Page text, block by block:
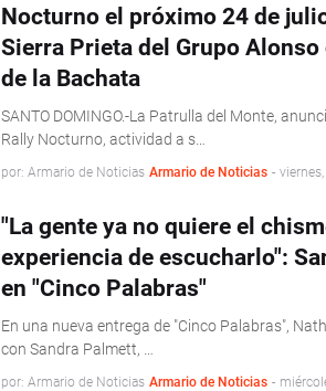
Nocturno el próximo 24 de
Sierra Prieta del Grupo Alonso
de la Bachata
SANTO DOMINGO.-La Patrulla del Monte,
Rally Nocturno, actividad a s…
por: Armario de Noticias Armario de Noticias -
"La gente ya no quiere el
experiencia de escucharlo":
en "Cinco Palabras"
En una nueva entrega de "Cinco Palabras",
con Sandra Palmett, …
por: Armario de Noticias Armario de Noticias -